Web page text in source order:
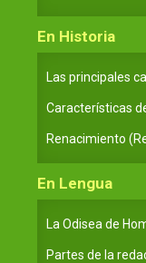
En Historia
Las principales
Características
Renacimiento
En Lengua
La Odisea de
Partes de la